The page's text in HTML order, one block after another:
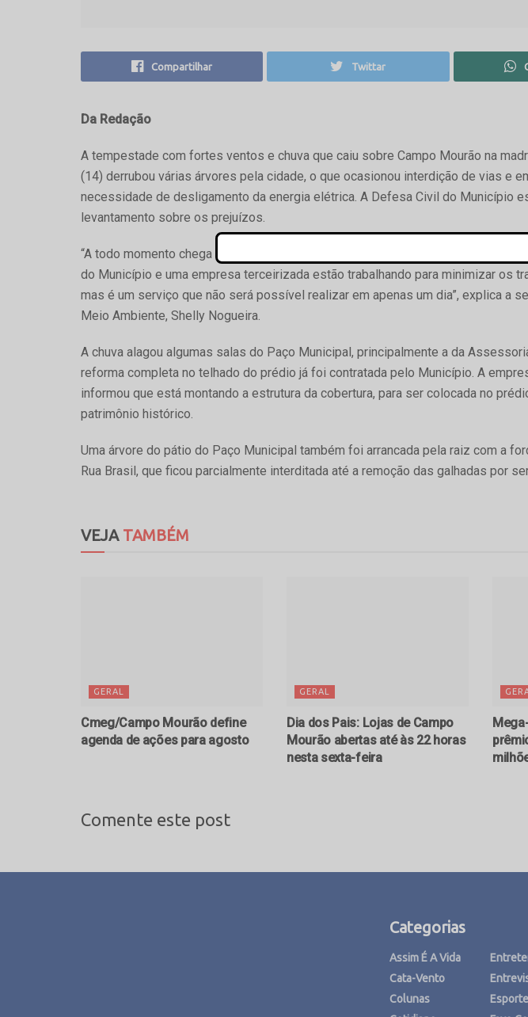
Compartilhar Twittar
Da Redação
A tempestade com fortes ventos e chuva que caiu sobre Campo Mourão na
(14) derrubou várias árvores pela cidade, o que ocasionou interdição de vias e
necessidade de desligamento da energia elétrica. A Defesa Civil do Município
levantamento sobre os prejuízos.
“A todo momento chega informação sobre árvores caídas, que já são dezenas.
do Município e uma empresa terceirizada estão trabalhando para minimizar os
mas é um serviço que não será possível realizar em apenas um dia”, explica a
Meio Ambiente, Shelly Nogueira.
A chuva alagou algumas salas do Paço Municipal, principalmente a da
reforma completa no telhado do prédio já foi contratada pelo Município. A
informou que está montando a estrutura da cobertura, para ser colocada no
patrimônio histórico.
Uma árvore do pátio do Paço Municipal também foi arrancada pela raiz com a
Rua Brasil, que ficou parcialmente interditada até a remoção das galhadas por
VEJATAMBÉM
GERAL
Cmeg/Campo Mourão define
agenda de ações para agosto
GERAL
Dia dos Pais: Lojas de Campo
Mourão abertas até às 22 horas
nesta sexta-feira
Comente este post
Categorias
Assim É A Vida
Cata-Vento
Colunas
Esporte